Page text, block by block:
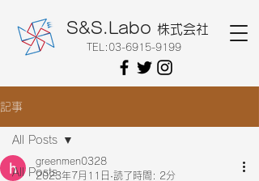
S&S.Labo 株式会社
TEL: 03-6915-9199
記事
All Posts
All Posts
greenmen0328
2023年7月11日 読了時間: 2分